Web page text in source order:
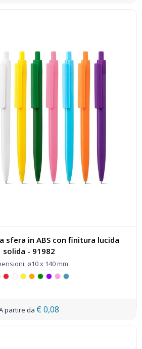
a sfera in ABS con finitura lucida
solida - 91982
ø10 x 140 mm
€ 0,08